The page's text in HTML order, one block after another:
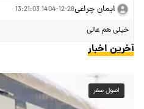
ایمان چراغی1404-12-28 13:21:03
خیلی هم عالی
آخرین اخبار
اصول سفر